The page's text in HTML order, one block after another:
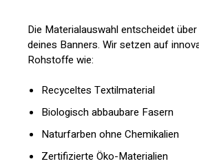
Die Materialauswahl entscheidet
deines Banners. Wir setzen auf
Rohstoffe wie:
Recyceltes Textilmaterial
Biologisch abbaubare Fasern
Naturfarben ohne Chemikalien
Zertifizierte Öko-Materialien